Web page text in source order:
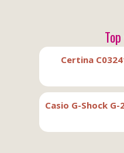
Certina
Casio G-Shock G-